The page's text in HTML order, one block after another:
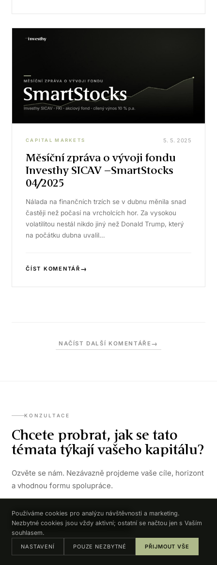
CAPITAL MARKETS 5. 5. 2025
Měsíční zpráva o vývoji fondu
Investhy SICAV –SmartStocks
04/2025
Nálada na finančních trzích se v dubnu měnila snad
častěji než počasí na vrcholcích hor. Za vysokou
volatilitou nestál nikdo jiný než Donald Trump, který
na počátku dubna uvalil…
ČÍST KOMENTÁŘ →
NAČÍST DALŠÍ KOMENTÁŘE→
KONZULTACE
Chcete probrat, jak se tato
témata týkají vašeho kapitálu?
Ozvěte se nám. Nezávazně projdeme vaše cíle, horizont
a vhodnou formu spolupráce.
DOMLUVIT KONZULTACI →
Používáme cookies pro analýzu návštěvnosti a marketing.
Nezbytné cookies jsou vždy aktivní; ostatní se načtou jen s Vaším
souhlasem.
NASTAVENÍ POUZE NEZBYTNÉ PŘIJMOUT VŠE